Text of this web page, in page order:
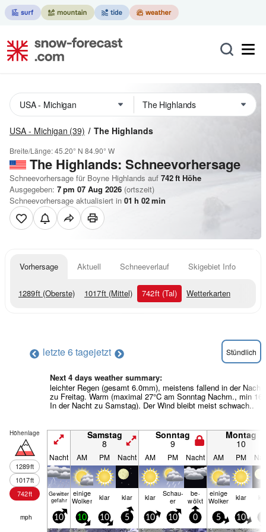
USA - Michigan (39) The Highlands
Breite/Länge:45.20° N 84.90° W
The Highlands: Schneevorhersage
Schneevorhersage für Boyne Highlands auf 742ft Höhe
Ausgegeben: 7 pm 07 Aug 2026 (ortszeit)
Schneevorhersage aktualisiert in 01 h 02min
Vorhersage Aktuell Schneeverlauf Skigebiet Info
1289ft (Oberste) 1017ft (Mittel) 742ft (Tal) Wetterkarten
letzte 6 tagejetzt Stündlich
Next 4 days weather summary:
leichter Regen (gesamt 6.0mm), meistens fallend in der Nacht
zu Freitag. Warm (maximal 27°C am Sonntag Nachm., min
In der Nacht zu Samstag). Der Wind bleibt meist schwach..
Höhenlage
1289ft
1017ft
742ft
Samstag
8
Sonntag
9
Montag
10
Nacht AM PM Nacht AM PM Nacht AM PM
Gewitter
gefahr
einige
Wolken klar klar klar Schau­
er
be­
wölkt
einige
Wolken klar
mph 10 10 10 5 10 10 0 5 10